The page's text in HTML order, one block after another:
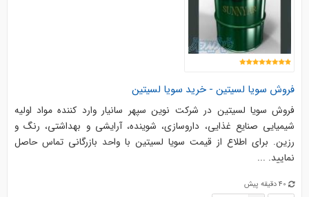
فروش سویا لسیتین - خرید سویا لسیتین
فروش سویا لسیتین در شرکت نوین سپهر سانیار وارد کننده مواد اولیه
شیمیایی صنایع غذایی، داروسازی، شوینده، آرایشی و بهداشتی، رنگ و
رزین. برای اطلاع از قیمت سویا لسیتین با واحد بازرگانی تماس حاصل
نمایید. ...
40 دقیقه پیش